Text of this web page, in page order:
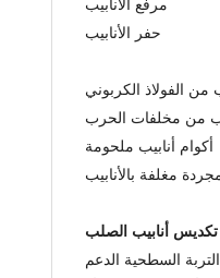
مرفع الأنابيب
حفر الأنابيب
من الفولاذ الكربوني
من مخلفات الحرب
أكوام أنابيب ملحومة
مغلفة بالأنابيب
أنابيب الصلب
السطحية الدعم